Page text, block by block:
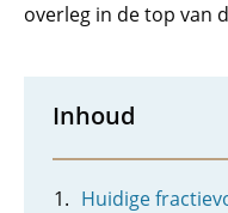
overleg in de top van
Inhoud
Huidige